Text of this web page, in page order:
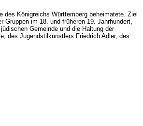
Königreichs Württemberg beheimatete. Ziel
im 18. und früheren 19. Jahrhundert,
Gemeinde und die Haltung der
des Jugendstilkünstlers Friedrich Adler, des